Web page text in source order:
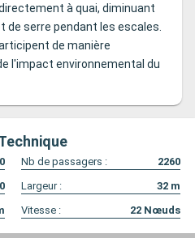
à quai, diminuant
serre pendant les escales.
de manière
l'impact environnemental du
Nb de passagers :
2260
Largeur : 32 m
Vitesse : 22 Nœuds